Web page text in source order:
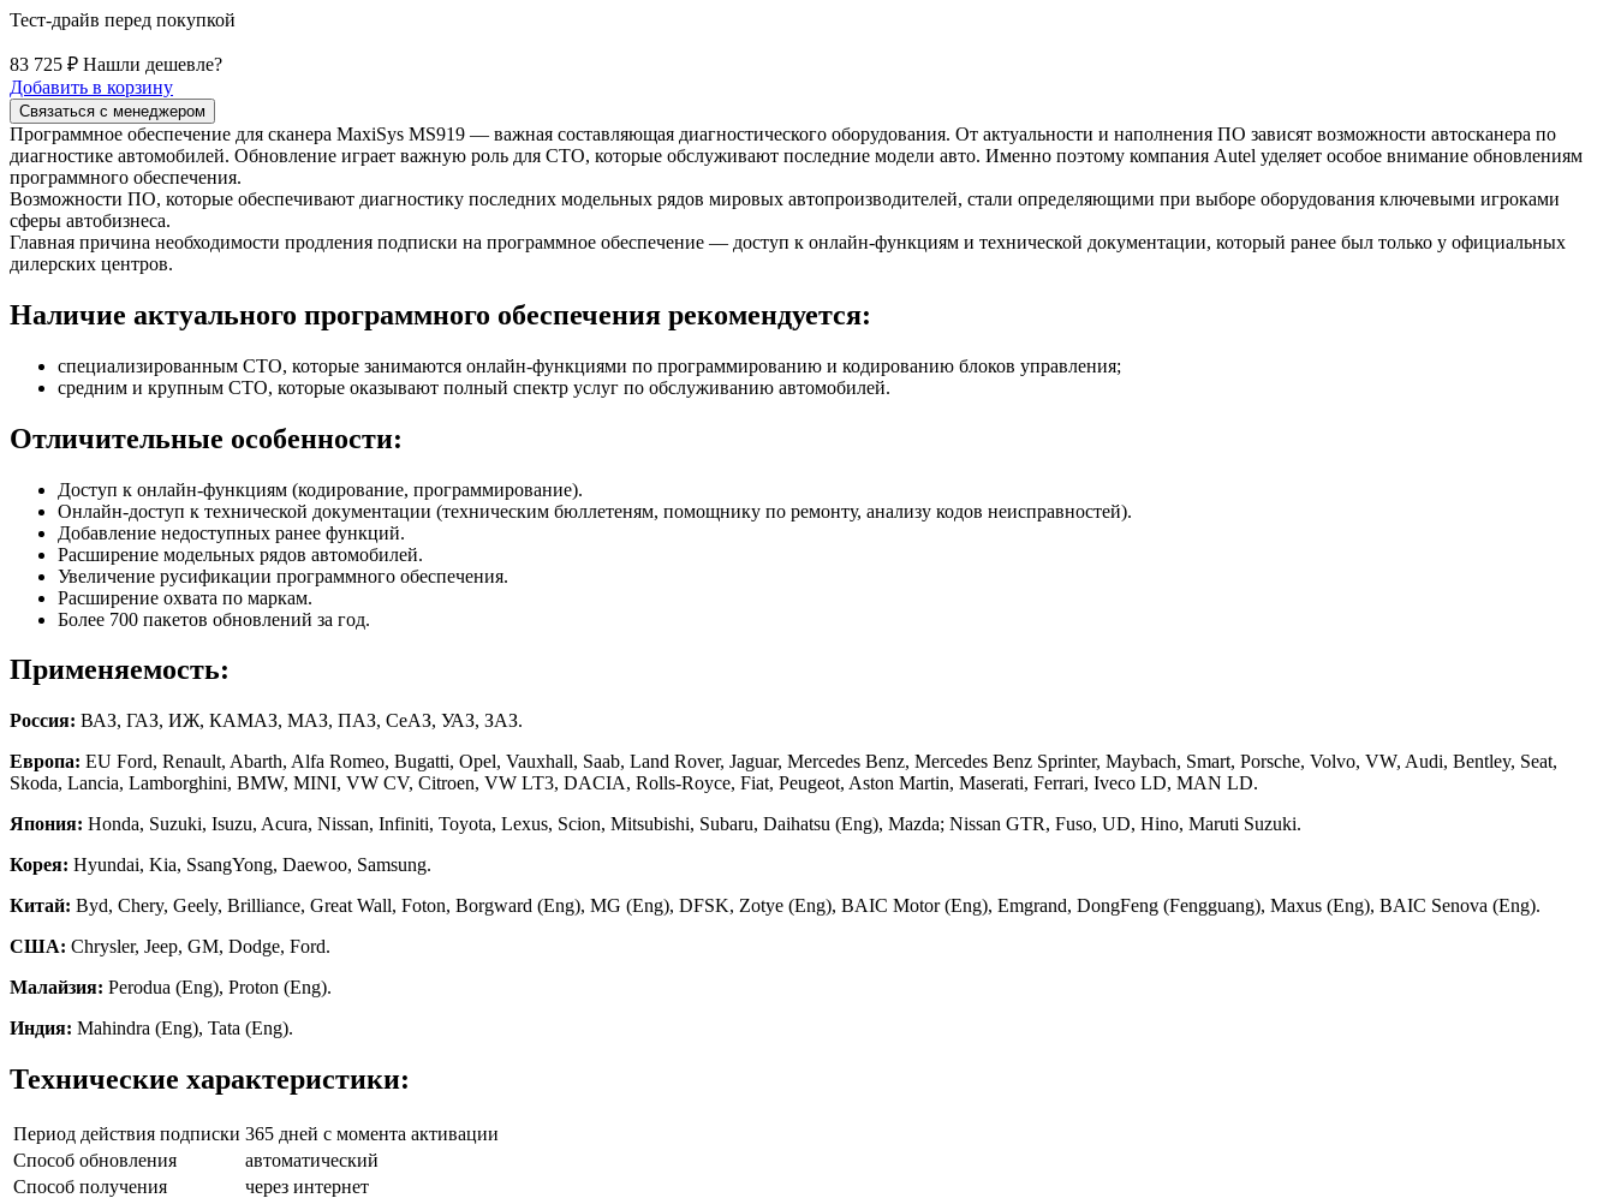
Тест-драйв перед покупкой
83 725 ₽ Нашли дешевле?
Добавить в корзину
Связаться с менеджером
Программное обеспечение для сканера MaxiSys MS919 — важная составляющая диагностического оборудования. От актуальности и наполнения ПО зависят возможности автосканера по
диагностике автомобилей. Обновление играет важную роль для СТО, которые обслуживают последние модели авто. Именно поэтому компания Autel уделяет особое внимание обновлениям
программного обеспечения.
Возможности ПО, которые обеспечивают диагностику последних модельных рядов мировых автопроизводителей, стали определяющими при выборе оборудования ключевыми игроками
сферы автобизнеса.
Главная причина необходимости продления подписки на программное обеспечение — доступ к онлайн-функциям и технической документации, который ранее был только у официальных
дилерских центров.
Наличие актуального программного обеспечения рекомендуется:
специализированным СТО, которые занимаются онлайн-функциями по программированию и кодированию блоков управления;
средним и крупным СТО, которые оказывают полный спектр услуг по обслуживанию автомобилей.
Отличительные особенности:
Доступ к онлайн-функциям (кодирование, программирование).
Онлайн-доступ к технической документации (техническим бюллетеням, помощнику по ремонту, анализу кодов неисправностей).
Добавление недоступных ранее функций.
Расширение модельных рядов автомобилей.
Увеличение русификации программного обеспечения.
Расширение охвата по маркам.
Более 700 пакетов обновлений за год.
Применяемость:
Россия: ВАЗ, ГАЗ, ИЖ, КАМАЗ, МАЗ, ПАЗ, СеАЗ, УАЗ, ЗАЗ.
Европа: EU Ford, Renault, Abarth, Alfa Romeo, Bugatti, Opel, Vauxhall, Saab, Land Rover, Jaguar, Mercedes Benz, Mercedes Benz Sprinter, Maybach, Smart, Porsche, Volvo, VW, Audi, Bentley, Seat,
Skoda, Lancia, Lamborghini, BMW, MINI, VW CV, Citroen, VW LT3, DACIA, Rolls-Royce, Fiat, Peugeot, Aston Martin, Maserati, Ferrari, Iveco LD, MAN LD.
Япония: Honda, Suzuki, Isuzu, Acura, Nissan, Infiniti, Toyota, Lexus, Scion, Mitsubishi, Subaru, Daihatsu (Eng), Mazda; Nissan GTR, Fuso, UD, Hino, Maruti Suzuki.
Корея: Hyundai, Kia, SsangYong, Daewoo, Samsung.
Китай: Byd, Chery, Geely, Brilliance, Great Wall, Foton, Borgward (Eng), MG (Eng), DFSK, Zotye (Eng), BAIC Motor (Eng), Emgrand, DongFeng (Fengguang), Maxus (Eng), BAIC Senova (Eng).
США: Chrysler, Jeep, GM, Dodge, Ford.
Малайзия: Perodua (Eng), Proton (Eng).
Индия: Mahindra (Eng), Tata (Eng).
Технические характеристики:
Период действия подписки 365 дней с момента активации
Способ обновления
автоматический
Способ получения
через интернет